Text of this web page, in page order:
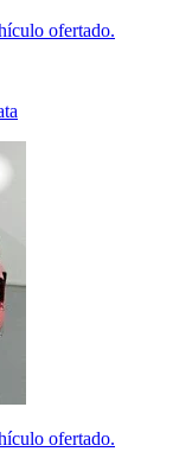
ofertado.
ofertado.